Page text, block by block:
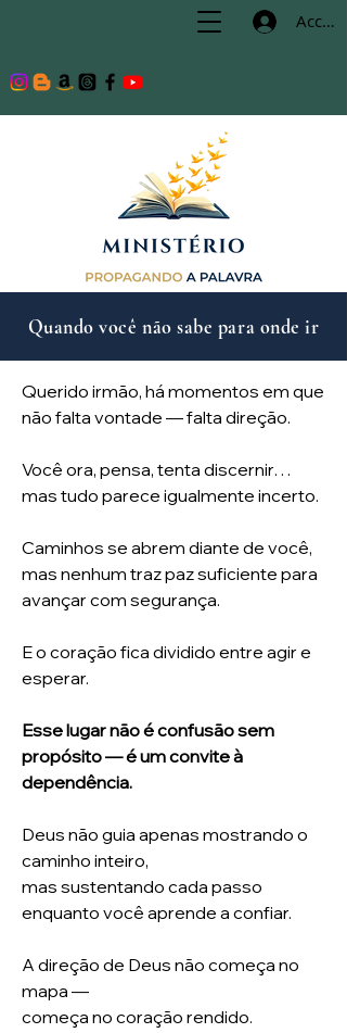
Accedi
Quando você não sabe para onde ir
Querido irmão, há momentos em que
não falta vontade — falta direção.
Você ora, pensa, tenta discernir…
mas tudo parece igualmente incerto.
Caminhos se abrem diante de você,
mas nenhum traz paz suficiente para
avançar com segurança.
E o coração fica dividido entre agir e
esperar.
Esse lugar não é confusão sem
propósito — é um convite à
dependência.
Deus não guia apenas mostrando o
caminho inteiro,
mas sustentando cada passo
enquanto você aprende a confiar.
A direção de Deus não começa no
mapa —
começa no coração rendido.